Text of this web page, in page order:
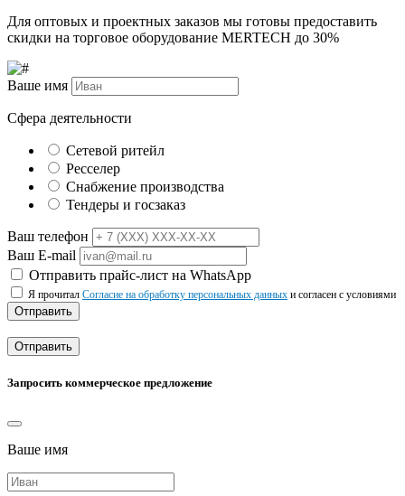
Для оптовых и проектных заказов мы готовы предоставить
скидки на торговое оборудование MERTECH до 30%
Ваше имя
Сфера деятельности
Сетевой ритейл
Ресселер
Снабжение производства
Тендеры и госзаказ
Ваш телефон
Ваш E-mail
Отправить прайс-лист на WhatsApp
Я прочитал Согласие на обработку персональных данных и согласен с условиями
Отправить
Отправить
Запросить коммерческое предложение
Ваше имя